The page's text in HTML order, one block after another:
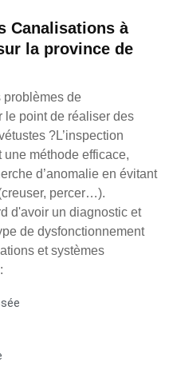
Canalisations à
la province de
problèmes de
le point de réaliser des
?L’inspection
une méthode efficace,
d’anomalie en évitant
percer…).
d'avoir un diagnostic et
de dysfonctionnement
et systèmes